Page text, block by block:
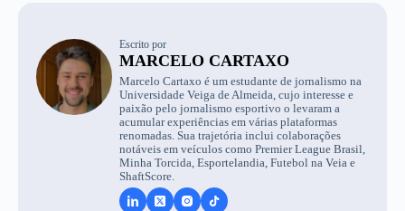
Escrito por
MARCELO CARTAXO
Marcelo Cartaxo é um estudante de jornalismo na
Universidade Veiga de Almeida, cujo interesse e
paixão pelo jornalismo esportivo o levaram a
acumular experiências em várias plataformas
renomadas. Sua trajetória inclui colaborações
notáveis em veículos como Premier League Brasil,
Minha Torcida, Esportelandia, Futebol na Veia e
ShaftScore.